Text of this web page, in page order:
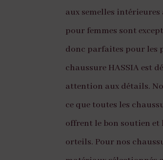
aux semelles intérieures
pour femmes sont
donc parfaites pour les
chaussure HASSIA est
attention aux détails.
ce que toutes les
offrent le bon soutien et
orteils. Pour nos